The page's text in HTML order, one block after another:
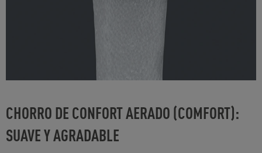
CHORRO DE CONFORT AERADO (COMFORT):
SUAVE Y AGRADABLE